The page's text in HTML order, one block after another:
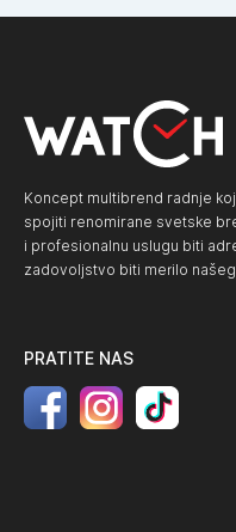
Koncept multibrend radnje
spojiti renomirane svetske
i profesionalnu uslugu biti
zadovoljstvo biti merilo
PRATITE NAS